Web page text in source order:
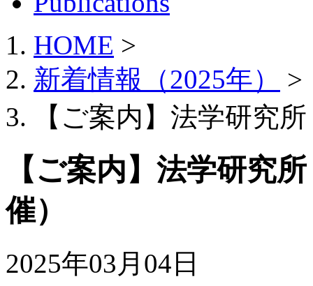
HOME >
新着情報（2025年）
>
【ご案内】法学研究
【ご案内】法学研究
催）
2025年03月04日